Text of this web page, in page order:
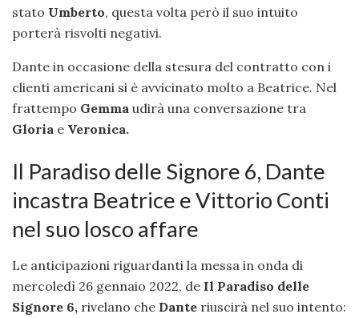
stato Umberto, questa volta però il suo intuito
porterà risvolti negativi.
Dante in occasione della stesura del contratto con i
clienti americani si è avvicinato molto a Beatrice. Nel
frattempo Gemma udirà una conversazione tra
Gloria e Veronica.
Il Paradiso delle Signore 6, Dante
incastra Beatrice e Vittorio Conti
nel suo losco affare
Le anticipazioni riguardanti la messa in onda di
mercoledì 26 gennaio 2022, de Il Paradiso delle
Signore 6, rivelano che Dante riuscirà nel suo intento: